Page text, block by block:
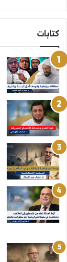
كتابات